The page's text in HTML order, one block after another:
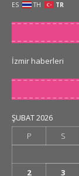
ES
TH TR
İzmir haberleri
ŞUBAT 2026
P
S
2
3